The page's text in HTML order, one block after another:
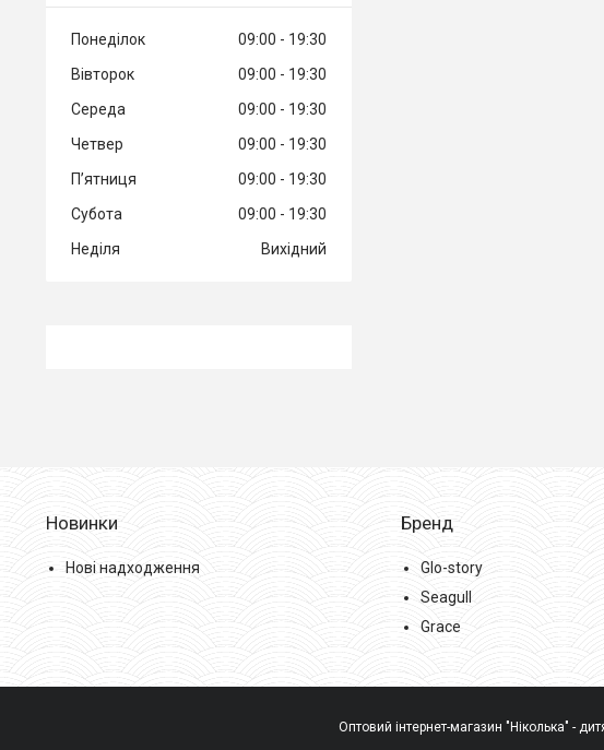
Понеділок 09:00
19:30
Вівторок
09:00
19:30
Середа
09:00
19:30
Четвер
09:00
19:30
Пʼятниця
09:00
19:30
Субота
09:00
19:30
Неділя
Вихідний
Новинки
Нові надходження
Бренд
Glo-story
Seagull
Grace